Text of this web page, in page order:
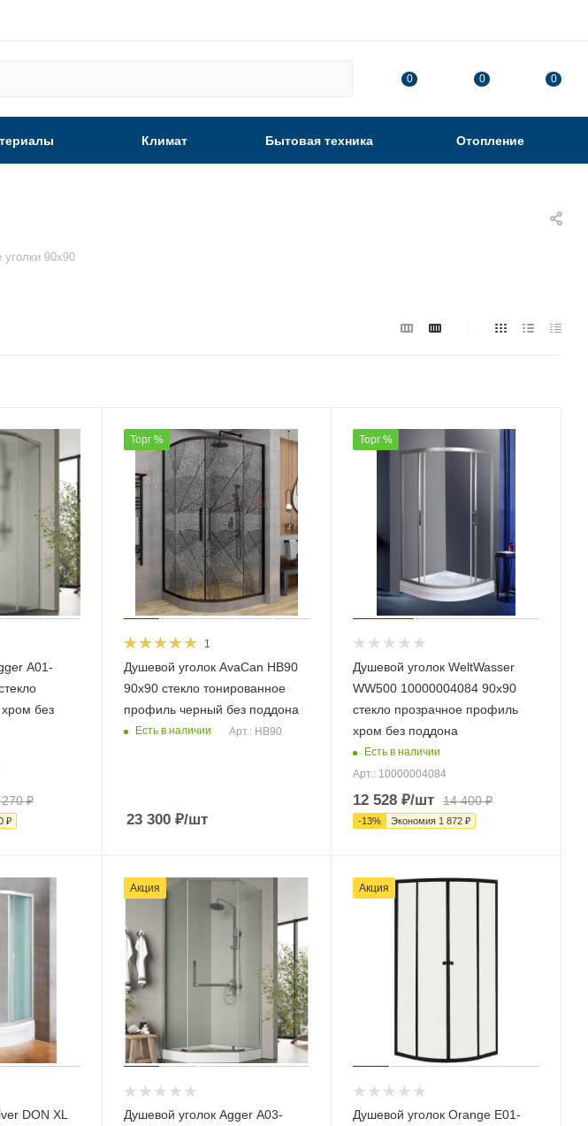
0 0 0
Климат Бытовая техника Отопление
90x90
A01-
без
₽
₽
Торг %
1
Душевой уголок AvaCan HB90
90х90 стекло тонированное
профиль черный без поддона
Есть в наличии Арт.: HB90
23 300₽/шт
Торг %
Душевой уголок WeltWasser
WW500 10000004084 90х90
стекло прозрачное профиль
хром без поддона
Есть в наличии
Арт.: 10000004084
12 528 ₽/шт 14 400₽
-13% Экономия 1 872 ₽
DON XL
Акция
Душевой уголок Agger A03-
Акция
Душевой уголок Orange E01-